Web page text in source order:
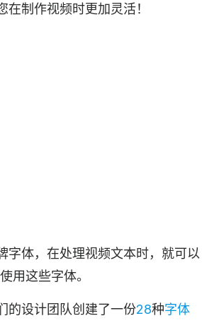
在制作视频时更加灵活！
字体，在处理视频文本时，就可以
用这些字体。
的设计团队创建了一份28种字体